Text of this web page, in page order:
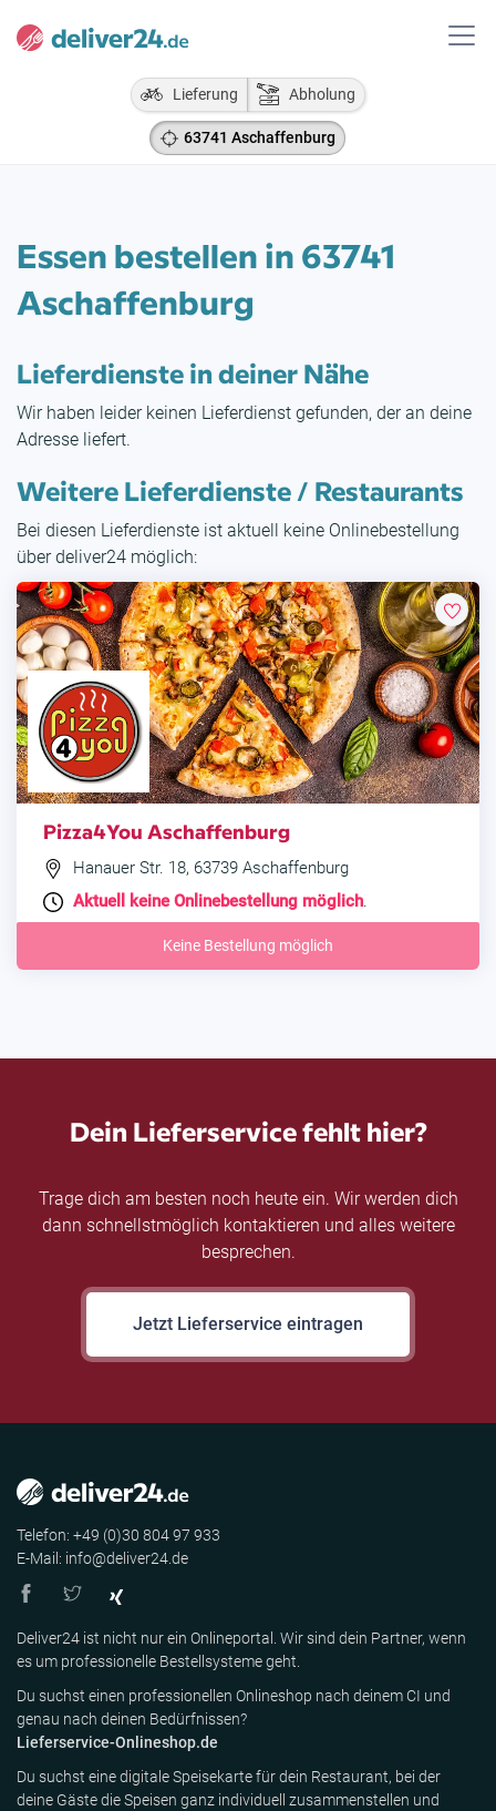
Lieferung Abholung
63741 Aschaffenburg
Essen bestellen in 63741
Aschaffenburg
Lieferdienste in deiner Nähe
Wir haben leider keinen Lieferdienst gefunden, der an deine
Adresse liefert.
Weitere Lieferdienste / Restaurants
Bei diesen Lieferdienste ist aktuell keine Onlinebestellung
über deliver24 möglich:
Pizza4You Aschaffenburg
Hanauer Str. 18, 63739 Aschaffenburg
Aktuell keine Onlinebestellung möglich.
Keine Bestellung möglich
Dein Lieferservice fehlt hier?
Trage dich am besten noch heute ein. Wir werden dich
dann schnellstmöglich kontaktieren und alles weitere
besprechen.
Jetzt Lieferservice eintragen
Telefon: +49 (0)30 804 97 933
E-Mail: info@deliver24.de
Deliver24 ist nicht nur ein Onlineportal. Wir sind dein Partner, wenn
es um professionelle Bestellsysteme geht.
Du suchst einen professionellen Onlineshop nach deinem CI und
genau nach deinen Bedürfnissen?
Lieferservice-Onlineshop.de
Du suchst eine digitale Speisekarte für dein Restaurant, bei der
deine Gäste die Speisen ganz individuell zusammenstellen und